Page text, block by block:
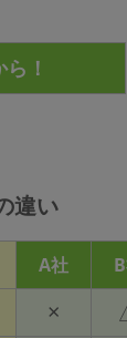
違い
A社
×